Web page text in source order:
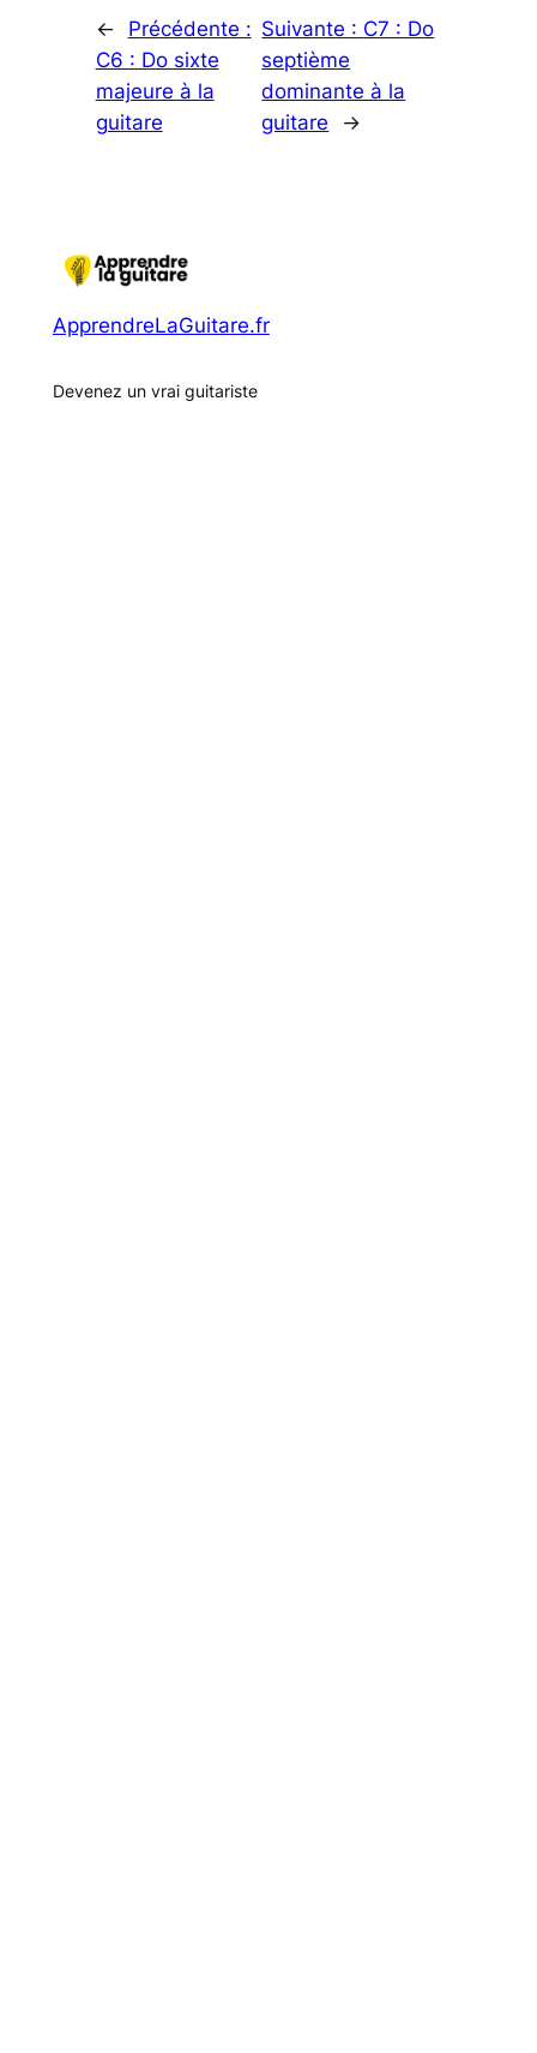
←
Précédente :
C6 : Do sixte
majeure à la
guitare
Suivante : C7 : Do
septième
dominante à la
guitare
→
ApprendreLaGuitare.fr
Devenez un vrai guitariste